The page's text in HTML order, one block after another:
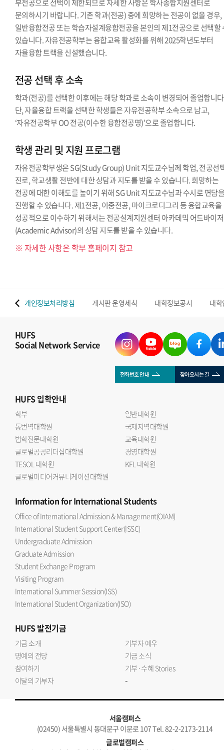
부전공으로 선택이 제한되므로 자세한 사항은 학사종합지원센터로
문의하시기 바랍니다. 기존 학과(전공) 중에 희망하는 전공이 없을 경우,
일반융합전공 또는 학습자설계융합전공을 본인의 제1전공으로 선택할
있습니다. 자유전공학부는 융합교육 활성화를 위해 2025학년도부터
자율융합 트랙을 신설했습니다.
전공 선택 후 소속
학과(전공)를 선택한 이후에는 해당 학과로 소속이 변경되어 졸업합니
단, 자율융합 트랙을 선택한 학생들은 자유전공학부 소속으로 남고,
‘자유전공학부 OO 전공(이수한 융합전공명)’으로 졸업합니다.
학생 관리 및 지원 프로그램
자유전공학부생은 SG(Study Group) Unit 지도교수님께 학업, 전공선
진로, 학교생활 전반에 대한 상담과 지도를 받을 수 있습니다. 희망하는
전공에 대한 이해도를 높이기 위해 SG Unit 지도교수님과 수시로 면담
진행할 수 있습니다. 제1전공, 이중전공, 마이크로디그리 등 융합교육을
성공적으로 이수하기 위해서는 전공설계지원센터 아카데믹 어드바이저
(Academic Advisor)의 상담 지도를 받을 수 있습니다.
※ 자세한 사항은 학부 홈페이지 참고
개인정보처리방침 게시판 운영세칙 대학정보공시 대
HUFS
Social Network Service
전화번호 안내 찾아오시는 길
HUFS입학안내
학부
일반대학원
통번역대학원
국제지역대학원
법학전문대학원
교육대학원
글로벌공공리더십대학원
경영대학원
TESOL 대학원
KFL 대학원
글로벌미디어커뮤니케이션대학원
Informationfor International Students
Office of International Admission & Management(OIAM)
International Student Support Center(ISSC)
Undergraduate Admission
Graduate Admission
Student Exchange Program
Visiting Program
International Summer Session(ISS)
International Student Organization(ISO)
HUFS발전기금
기금 소개
기부자 예우
명예의 전당
기금 소식
참여하기
기부·수혜 Stories
이달의 기부자
-
서울캠퍼스
(02450) 서울특별시 동대문구 이문로 107 Tel. 82-2-2173-2114
글로벌캠퍼스